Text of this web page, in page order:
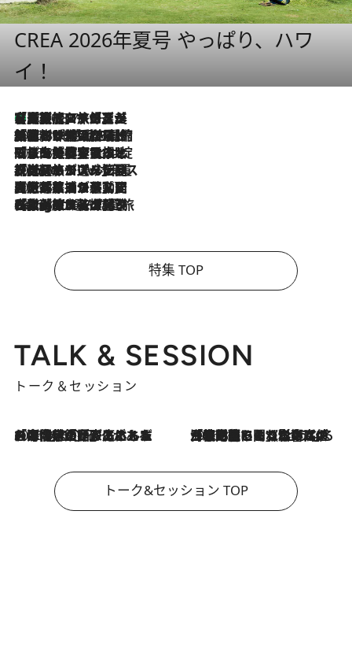
CREA 2026年夏号 やっぱり、ハワ
イ！
2026.8.7
【厳選旅コスメ】「多機能アイテムがメイン！」旅好き美容エディターが選んだ夏旅ベストコスメを発表【Mサイズジップ】
2026.8.6
「荷物が増えるほど旅ストレスは増す」美容ジャーナリストがたどり着いた最終結論。“化粧品を劇的に減らす”感動の凝縮美容とは
2026.8.6
「旅先には金髪ウィッグを持参」日本と同じメイクでは損してる!? 美容ジャーナリストが提案する“掟破りの旅美容”とは
2026.8.6
【厳選旅コスメ】「身軽さ＆UV対策重視！」ヘアアーティストshucoが選んだ夏旅ベストコスメを発表【Mサイズジップ】
2026.8.5
【厳選旅コスメ】国内をあちこち移動する河井菜摘が選んだ夏旅ベストコスメ発表！「リラックスアイテムはマスト」【Mサイズジップ】
2026.8.4
【厳選旅コスメ】「紫外線＆乾燥対策しながらメイク感も！」ヘア＆メイクGeorgeが選んだ夏旅ベストコスメを発表！【Mサイズジップ】
特集 TOP
TALK & SESSION
トーク＆セッション
2026.8.3
「今後値上げがあるとすれば…」「リスクがあるのは今年の冬」エネルギー専門家が語る、ホルムズ海峡封鎖が家庭にもたらす“ある心配” 2026.8.3
「住宅建てられない…」「サーチャージ料の高値が続いている」ホルムズ海峡封鎖による影響はいつまで続く？《エネルギー専門家に聞く“どうなる日本の暮らし”》
トーク&セッション TOP